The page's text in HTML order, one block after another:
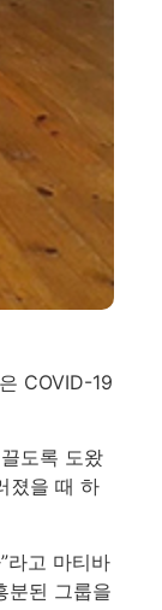
COVID-19
도록 도왔
졌을 때 하
라고 마티바
분된 그룹을